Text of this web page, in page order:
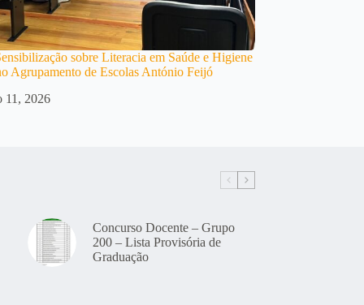
sobre Literacia em Saúde e Higiene
Agrupamento de Escolas António Feijó
11, 2026
Concurso Docente – Grupo
200 – Lista Provisória de
Graduação